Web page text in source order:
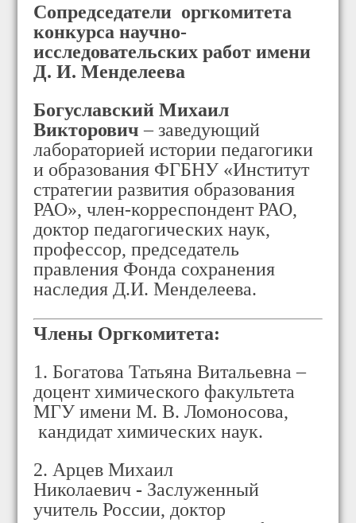
Сопредседатели оргкомитета
конкурсанаучно-
исследовательских работ имени
Д. И. Менделеева
Богуславский Михаил
Викторович – заведующий
лабораторией истории педагогики
и образования ФГБНУ «Институт
стратегии развития образования
РАО», член-корреспондент РАО,
доктор педагогических наук,
профессор, председатель
правления Фонда сохранения
наследия Д.И. Менделеева.
Члены Оргкомитета:
1. Богатова Татьяна Витальевна –
доцент химического факультета
МГУ имени М. В. Ломоносова,
кандидат химических наук.
2. Арцев Михаил
Николаевич - Заслуженный
учитель России, доктор